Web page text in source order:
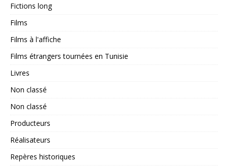
Fictions long
Films
Films à l'affiche
Films étrangers tournées en Tunisie
Livres
Non classé
Non classé
Producteurs
Réalisateurs
Repères historiques